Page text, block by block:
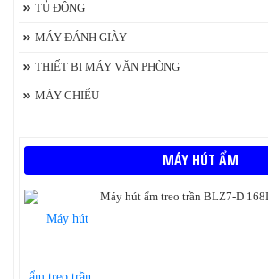
TỦ ĐÔNG
MÁY ĐÁNH GIÀY
THIẾT BỊ MÁY VĂN PHÒNG
MÁY CHIẾU
MÁY HÚT ẨM
Máy hút ẩm treo trần BLZ7-D